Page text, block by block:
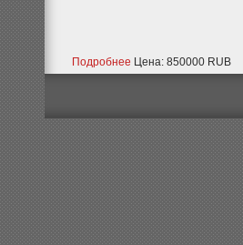
Подробнее Цена: 850000 RUB